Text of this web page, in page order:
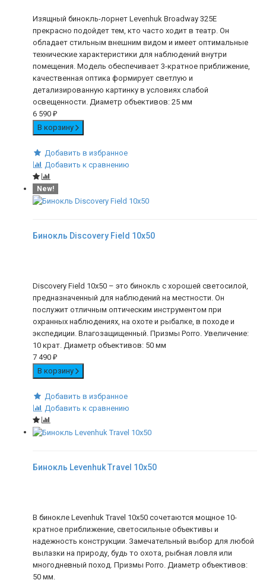
Изящный бинокль-лорнет Levenhuk Broadway 325E
прекрасно подойдет тем, кто часто ходит в театр. Он
обладает стильным внешним видом и имеет оптимальные
технические характеристики для наблюдений внутри
помещения. Модель обеспечивает 3-кратное приближение,
качественная оптика формирует светлую и
детализированную картинку в условиях слабой
освещенности. Диаметр объективов: 25 мм
6 590 ₽
В корзину
Добавить в избранное
Добавить к сравнению
New!
Бинокль Discovery Field 10x50
Discovery Field 10x50 – это бинокль с хорошей светосилой,
предназначенный для наблюдений на местности. Он
послужит отличным оптическим инструментом при
охранных наблюдениях, на охоте и рыбалке, в походе и
экспедиции. Влагозащищенный. Призмы Porro. Увеличение:
10 крат. Диаметр объективов: 50 мм
7 490 ₽
В корзину
Добавить в избранное
Добавить к сравнению
Бинокль Levenhuk Travel 10x50
В бинокле Levenhuk Travel 10x50 сочетаются мощное 10-
кратное приближение, светосильные объективы и
надежность конструкции. Замечательный выбор для любой
вылазки на природу, будь то охота, рыбная ловля или
многодневный поход. Призмы Porro. Диаметр объективов:
50 мм.